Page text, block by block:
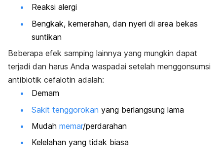
Reaksi alergi
Bengkak, kemerahan, dan nyeri di area bekas
suntikan
Beberapa efek samping lainnya yang mungkin dapat
terjadi dan harus Anda waspadai setelah menggonsumsi
antibiotik cefalotin adalah:
Demam
Sakit tenggorokan yang berlangsung lama
Mudah memar/perdarahan
Kelelahan yang tidak biasa